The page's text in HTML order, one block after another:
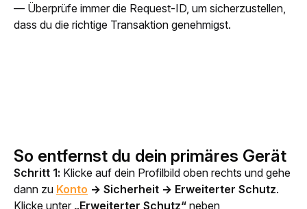
— Überprüfe immer die Request-ID, um sicherzustellen,
dass du die richtige Transaktion genehmigst.
So entfernst du dein primäres Gerät
Schritt 1: Klicke auf dein Profilbild oben rechts und gehe
dann zu Konto → Sicherheit → Erweiterter Schutz.
Klicke unter „Erweiterter Schutz“